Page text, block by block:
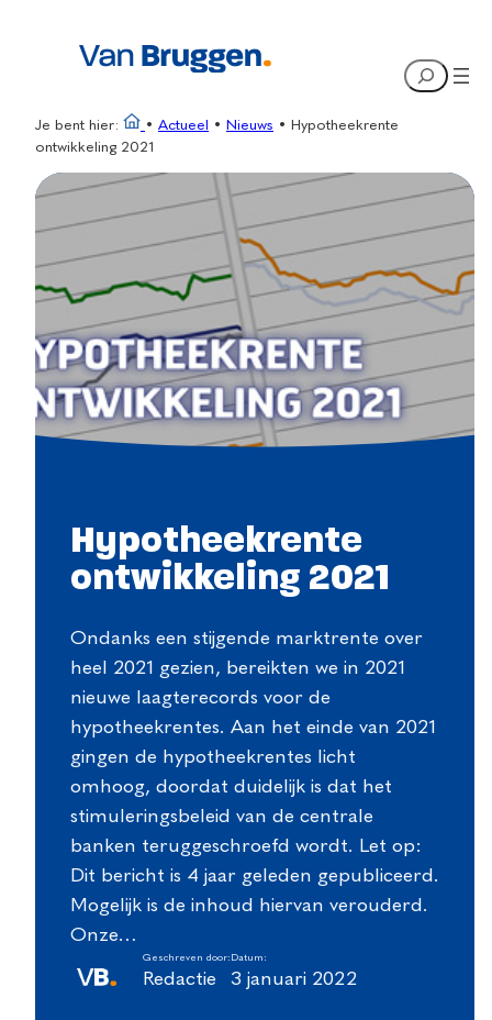
Search
Je bent hier: • Actueel • Nieuws •
Hypotheekrente
ontwikkeling 2021
Hypotheekrente
ontwikkeling 2021
Ondanks een stijgende marktrente over
heel 2021 gezien, bereikten we in 2021
nieuwe laagterecords voor de
hypotheekrentes. Aan het einde van 2021
gingen de hypotheekrentes licht
omhoog, doordat duidelijk is dat het
stimuleringsbeleid van de centrale
banken teruggeschroefd wordt. Let op:
Dit bericht is 4 jaar geleden gepubliceerd.
Mogelijk is de inhoud hiervan verouderd.
Onze…
Geschreven door:
Redactie
Datum:
3 januari 2022